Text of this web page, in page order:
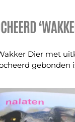
Dier met
gebonden